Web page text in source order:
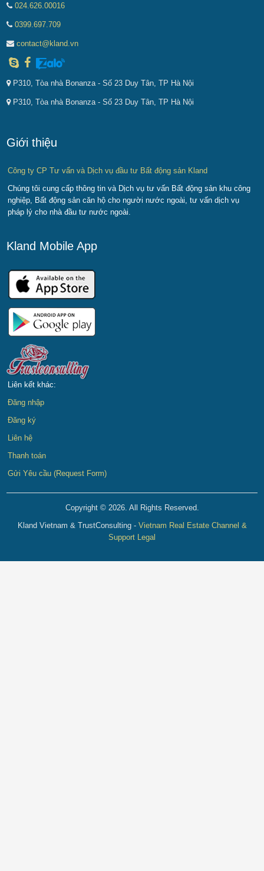
024.626.00016
0399.697.709
contact@kland.vn
P310, Tòa nhà Bonanza - Số 23 Duy Tân, TP Hà Nội
P310, Tòa nhà Bonanza - Số 23 Duy Tân, TP Hà Nội
Giới thiệu
Công ty CP Tư vấn và Dịch vụ đầu tư Bất động sản Kland
Chúng tôi cung cấp thông tin và Dịch vụ tư vấn Bất động sản khu công
nghiệp, Bất động sản căn hộ cho người nước ngoài, tư vấn dịch vụ
pháp lý cho nhà đầu tư nước ngoài.
Kland Mobile App
Liên kết khác:
Đăng nhập
Đăng ký
Liên hệ
Thanh toán
Gửi Yêu cầu (Request Form)
Copyright © 2026. All Rights Reserved.
Kland Vietnam & TrustConsulting - Vietnam Real Estate Channel &
Support Legal